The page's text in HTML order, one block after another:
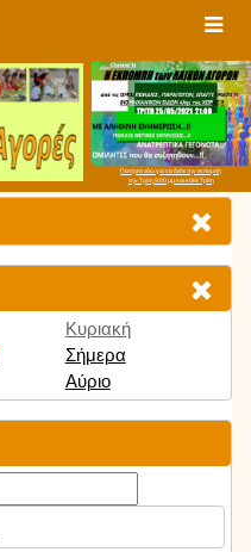
Πατήστε εδώ για να δείτε την εκπομπή
την Τρίτη 9:00 μμ και κάθε Τρίτη
Κυριακή
Σήμερα
Αύριο